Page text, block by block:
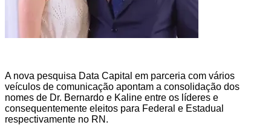
A nova pesquisa Data Capital em parceria com vários
veículos de comunicação apontam a consolidação dos
nomes de Dr. Bernardo e Kaline entre os líderes e
consequentemente eleitos para Federal e Estadual
respectivamente no RN.